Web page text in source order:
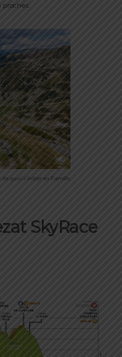
proches.
quoi s’initier en Famille
SkyRace